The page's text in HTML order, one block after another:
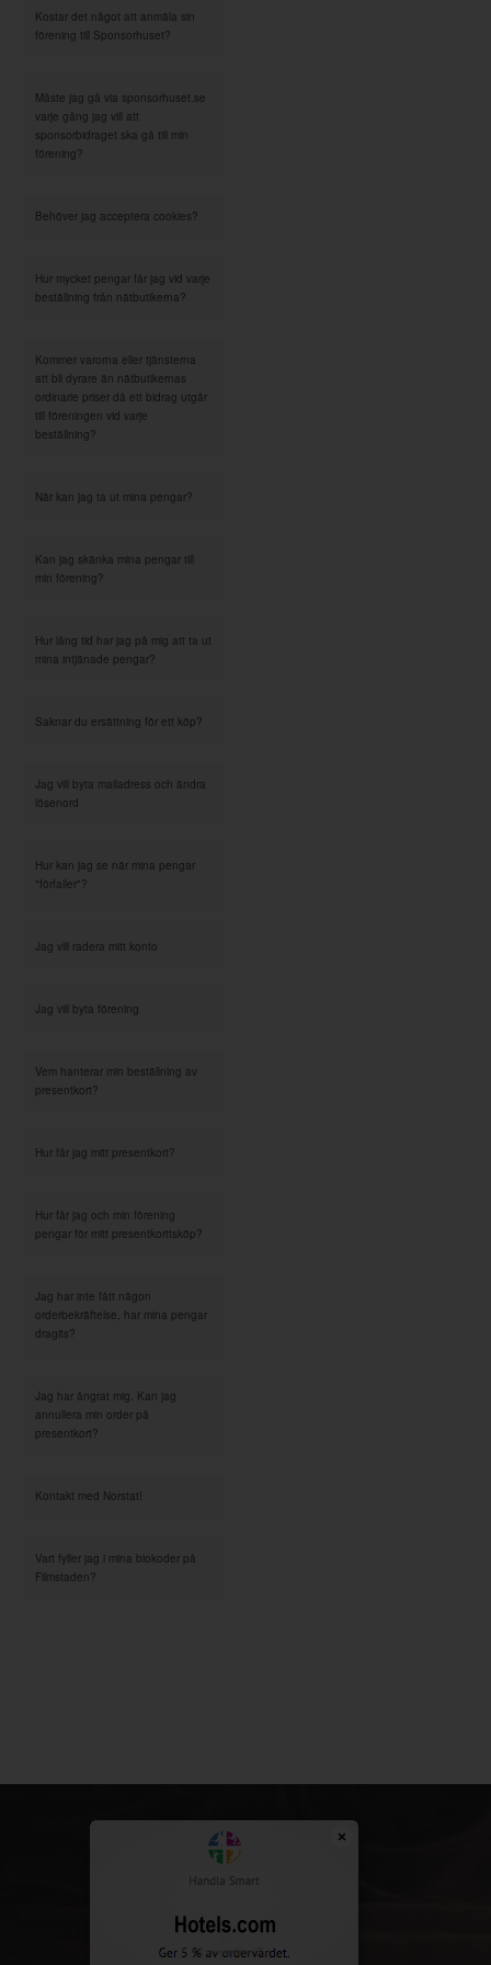
Kostar det något att anmäla sin
förening till Sponsorhuset?
Måste jag gå via sponsorhuset.se
varje gång jag vill att
sponsorbidraget ska gå till min
förening?
Behöver jag acceptera cookies?
Hur mycket pengar får jag vid varje
beställning från nätbutikerna?
Kommer varorna eller tjänsterna
att bli dyrare än nätbutikernas
ordinarie priser då ett bidrag utgår
till föreningen vid varje
beställning?
När kan jag ta ut mina pengar?
Kan jag skänka mina pengar till
min förening?
Hur lång tid har jag på mig att ta ut
mina intjänade pengar?
Saknar du ersättning för ett köp?
Jag vill byta mailadress och ändra
lösenord
Hur kan jag se när mina pengar
"förfaller"?
Jag vill radera mitt konto
Jag vill byta förening
Vem hanterar min beställning av
presentkort?
Hur får jag mitt presentkort?
Hur får jag och min förening
pengar för mitt presentkorttsköp?
Jag har inte fått någon
orderbekräftelse, har mina pengar
dragits?
Jag har ångrat mig. Kan jag
annullera min order på
presentkort?
Kontakt med Norstat!
Vart fyller jag i mina biokoder på
Filmstaden?